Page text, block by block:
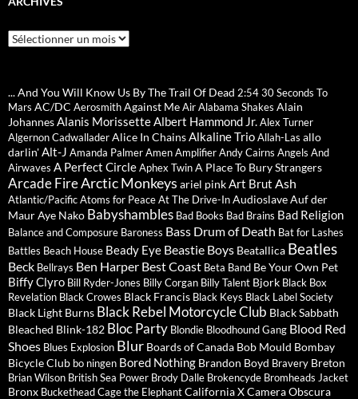
Archives
... And You Will Know Us By The Trail Of Dead 2:5430 Seconds To
Mars AC/DC AerosmithAgainst MeAirAlabama Shakes Alain
JohannesAlanis MorissetteAlbert Hammond Jr.Alex Turner
Algernon CadwalladerAlice In ChainsAlkaline TrioAllah-Las allo
darlin'Alt-J Amanda PalmerAmenAmplifierAndy Cairns Angels And
Airwaves A Perfect CircleAphex TwinA Place To Bury Strangers
Arcade FireArctic Monkeys ariel pinkArt Brut Ash
Atlantic/PacificAtoms for PeaceAt The Drive-InAudioslaveAuf der
MaurAye Nako Babyshambles Bad Books Bad Brains Bad Religion
Balance and Composure Baroness Bass Drum of Death Bat for Lashes
Battles Beach House Beady Eye Beastie Boys Beatallica Beatles
Beck Bellrays Ben Harper Best Coast Beta Band Be Your Own Pet
Biffy Clyro Bill Ryder-Jones Billy Corgan Billy Talent Bjork Black Box
Revelation Black Crowes Black Francis Black Keys Black Label Society
Black Light Burns Black Rebel Motorcycle Club Black Sabbath
Bleached Blink-182 Bloc Party Blondie Bloodhound Gang Blood Red
Shoes Blues Explosion Blur Boards of Canada Bob Mould Bombay
Bicycle Club bo ningen Bored Nothing Brandon Boyd Bravery Breton
Brian Wilson British Sea Power Brody Dalle Brokencyde Bromheads Jacket
Bronx BucketheadCage the ElephantCalifornia XCamera Obscura